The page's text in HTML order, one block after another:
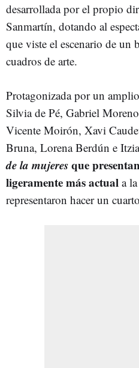
desarrollada por el propio
Sanmartín, dotando al
que viste el escenario de un
cuadros de arte.
Protagonizada por un
Silvia de Pé, Gabriel
Vicente Moirón, Xavi
Bruna, Lorena Berdún e
de la mujeresque
ligeramente más actual a
representaron hacer un